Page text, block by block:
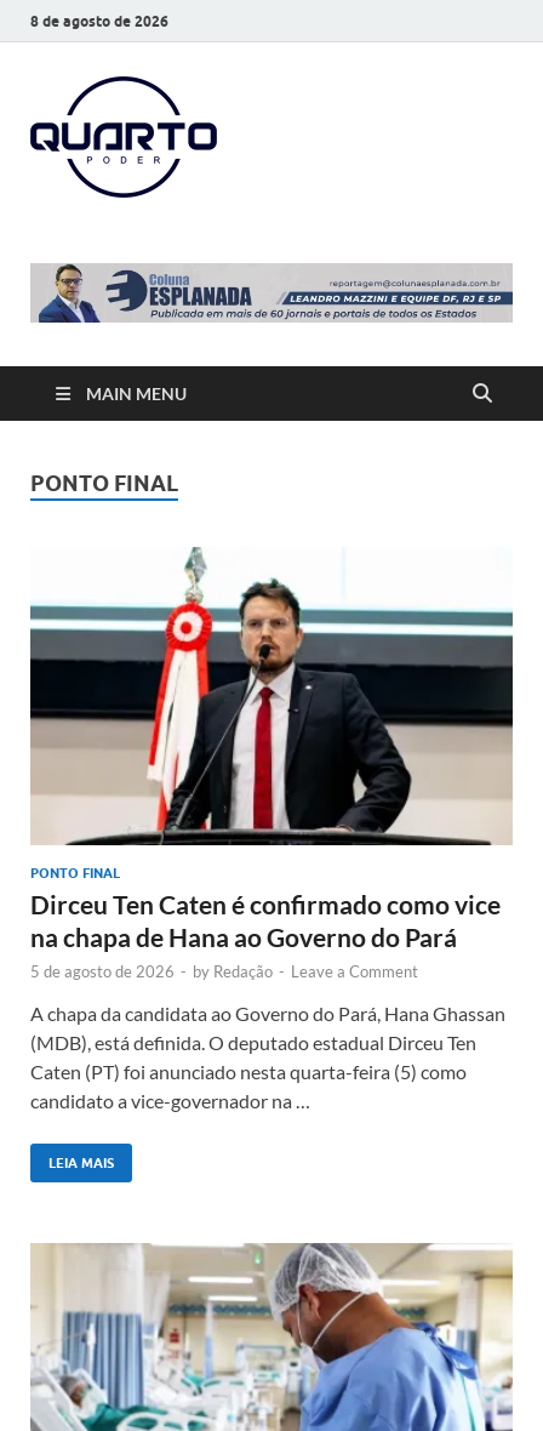
8 de agosto de 2026
MAIN MENU
PONTO FINAL
PONTO FINAL
Dirceu Ten Caten é confirmado como vice
na chapa de Hana ao Governo do Pará
5 de agosto de 2026 - by Redação - Leave a Comment
A chapa da candidata ao Governo do Pará, Hana Ghassan
(MDB), está definida. O deputado estadual Dirceu Ten
Caten (PT) foi anunciado nesta quarta-feira (5) como
candidato a vice-governador na …
LEIA MAIS